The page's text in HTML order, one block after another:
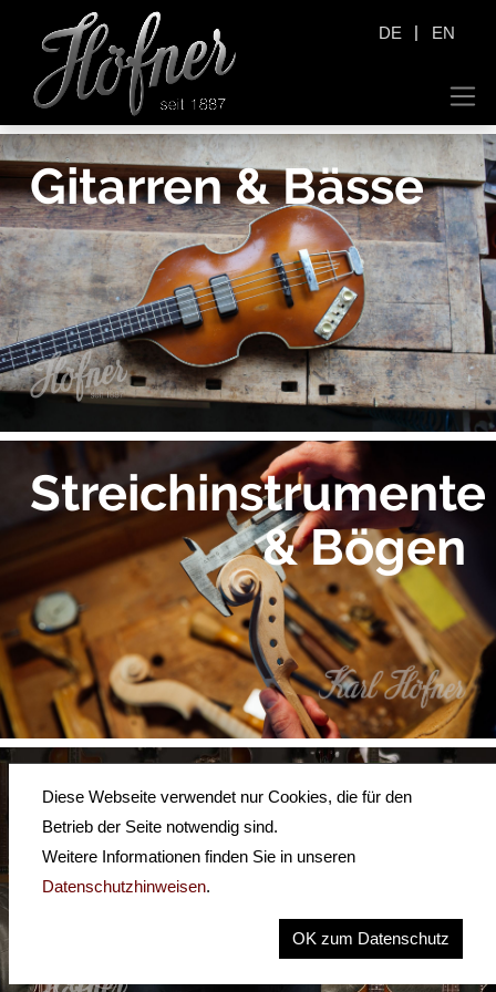
DE | EN
Gitarren & Bässe
Streichinstrumente
& Bögen
Neue
Video
Demos
Diese Webseite verwendet nur Cookies, die für den
Betrieb der Seite notwendig sind.
Weitere Informationen finden Sie in unseren
Datenschutzhinweisen.
OK zum Datenschutz